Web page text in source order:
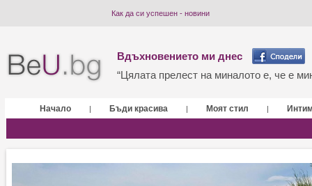
Как да си успешен - новини
Вдъхновението ми днес
“Цялата прелест на миналото е, че е
Начало | Бъди красива | Моят стил |